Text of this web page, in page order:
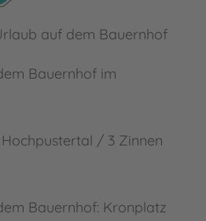
auf dem Bauernhof
Bauernhof im
/ 3 Zinnen
Bauernhof: Kronplatz